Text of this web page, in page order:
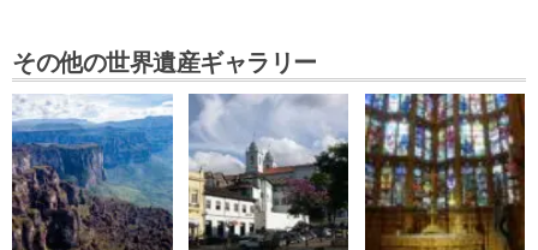
その他の世界遺産ギャラリー